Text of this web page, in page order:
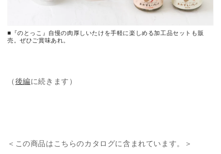
■『のとっこ』自慢の肉厚しいたけを手軽に楽しめる加工品セットも販
売。ぜひご賞味あれ。
（後編に続きます）
＜この商品はこちらのカタログに含まれています。＞